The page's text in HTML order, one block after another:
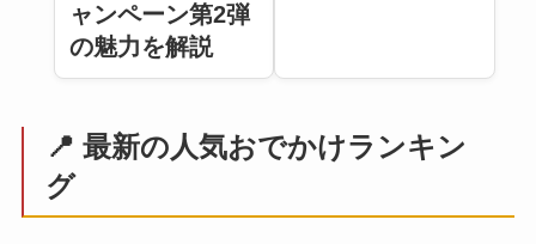
ャンペーン第2弾
の魅力を解説
📍 最新の人気おでかけランキン
グ